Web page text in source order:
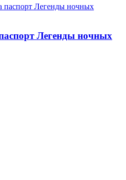
Легенды ночных